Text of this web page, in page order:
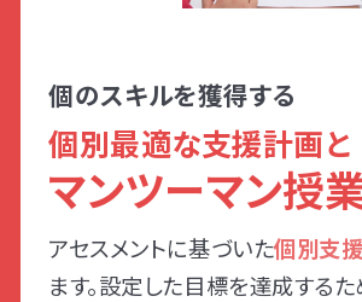
個のスキルを獲得する
個別最適な支援計画と
マンツーマン授
アセスメントに基づいた個別支
ます。設定した目標を達成する